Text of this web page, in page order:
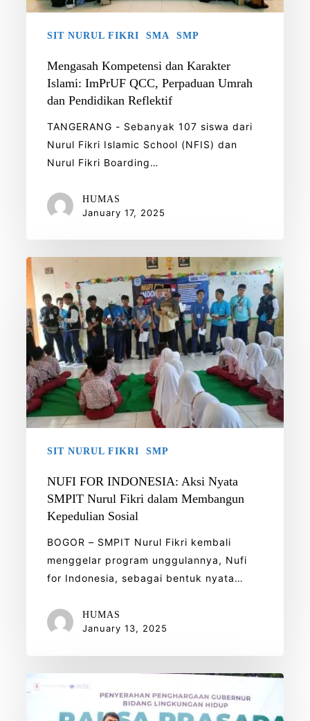
dan
SIT NURUL FIKRI SMA SMP
Mengasah Kompetensi dan Karakter
Islami: ImPrUF QCC, Perpaduan Umrah
dan Pendidikan Reflektif
TANGERANG - Sebanyak 107 siswa dari
Nurul Fikri Islamic School (NFIS) dan
Nurul Fikri Boarding…
HUMAS
January 17, 2025
NUFI
FOR
INDONESIA:
Aksi
Nyata
SMPIT
Nurul
Fikri
dalam
Membangun
Kepedulian
SIT NURUL FIKRI SMP
NUFI FOR INDONESIA: Aksi Nyata
SMPIT Nurul Fikri dalam Membangun
Kepedulian Sosial
BOGOR – SMPIT Nurul Fikri kembali
menggelar program unggulannya, Nufi
for Indonesia, sebagai bentuk nyata…
HUMAS
January 13, 2025
SDIT
SMPIT